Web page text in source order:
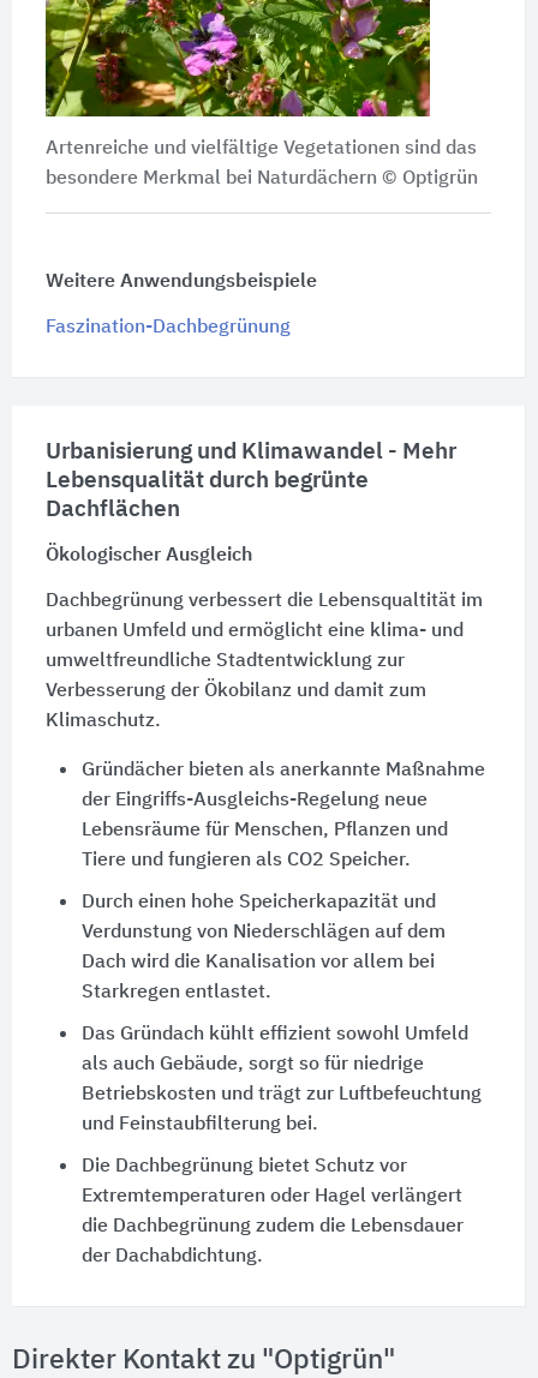
Artenreiche und vielfältige Vegetationen sind das
besondere Merkmal bei Naturdächern © Optigrün
Weitere Anwendungsbeispiele
Faszination-Dachbegrünung
Urbanisierung und Klimawandel - Mehr
Lebensqualität durch begrünte
Dachflächen
Ökologischer Ausgleich
Dachbegrünung verbessert die Lebensqualtität im
urbanen Umfeld und ermöglicht eine klima- und
umweltfreundliche Stadtentwicklung zur
Verbesserung der Ökobilanz und damit zum
Klimaschutz.
Gründächer bieten als anerkannte Maßnahme
der Eingriffs-Ausgleichs-Regelung neue
Lebensräume für Menschen, Pflanzen und
Tiere und fungieren als CO2 Speicher.
Durch einen hohe Speicherkapazität und
Verdunstung von Niederschlägen auf dem
Dach wird die Kanalisation vor allem bei
Starkregen entlastet.
Das Gründach kühlt effizient sowohl Umfeld
als auch Gebäude, sorgt so für niedrige
Betriebskosten und trägt zur Luftbefeuchtung
und Feinstaubfilterung bei.
Die Dachbegrünung bietet Schutz vor
Extremtemperaturen oder Hagel verlängert
die Dachbegrünung zudem die Lebensdauer
der Dachabdichtung.
Direkter Kontakt zu "Optigrün"